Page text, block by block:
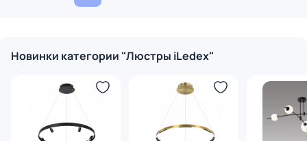
Новинки категории "Люстры iLedex"